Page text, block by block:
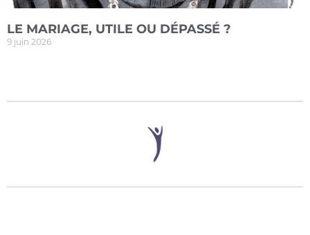
LE MARIAGE, UTILE OU DÉPASSÉ ?
9 juin 2026